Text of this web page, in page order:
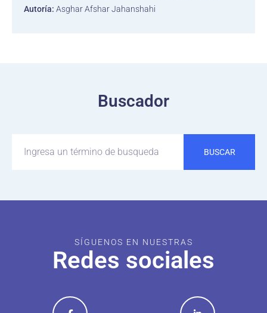
Autoría: Asghar Afshar Jahanshahi
Buscador
BUSCAR
SÍGUENOS EN NUESTRAS
Redes sociales